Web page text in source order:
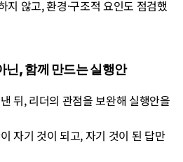
, 함께 만드는 실행안
뒤, 리더의 관점을 보완해 실행안을
자기 것이 되고, 자기 것이 된 답만